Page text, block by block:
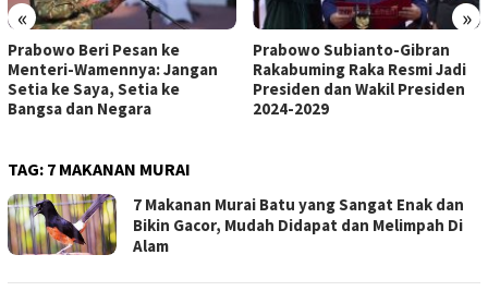
« »
Prabowo Beri Pesan ke
Menteri-Wamennya: Jangan
Setia ke Saya, Setia ke
Bangsa dan Negara
Prabowo Subianto-Gibran
Rakabuming Raka Resmi Jadi
Presiden dan Wakil Presiden
2024-2029
TAG: 7 MAKANAN MURAI
7 Makanan Murai Batu yang Sangat Enak dan
Bikin Gacor, Mudah Didapat dan Melimpah Di
Alam